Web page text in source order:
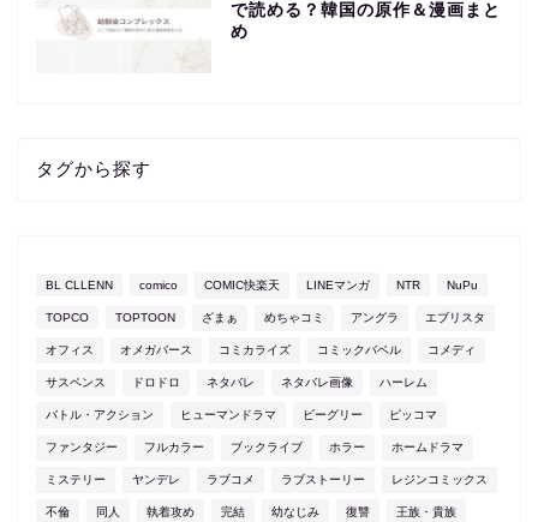
で読める？韓国の原作＆漫画まと
め
タグから探す
BL CLLENN comico COMIC快楽天 LINEマンガ NTR NuPu
TOPCO TOPTOON ざまぁ めちゃコミ アングラ エブリスタ
オフィス オメガバース コミカライズ コミックバベル コメディ
サスペンス ドロドロ ネタバレ ネタバレ画像 ハーレム
バトル・アクション ヒューマンドラマ ビーグリー ピッコマ
ファンタジー フルカラー ブックライブ ホラー ホームドラマ
ミステリー ヤンデレ ラブコメ ラブストーリー レジンコミックス
不倫 同人 執着攻め 完結 幼なじみ 復讐 王族・貴族